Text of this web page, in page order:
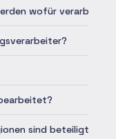
wofür
sind beteiligt?